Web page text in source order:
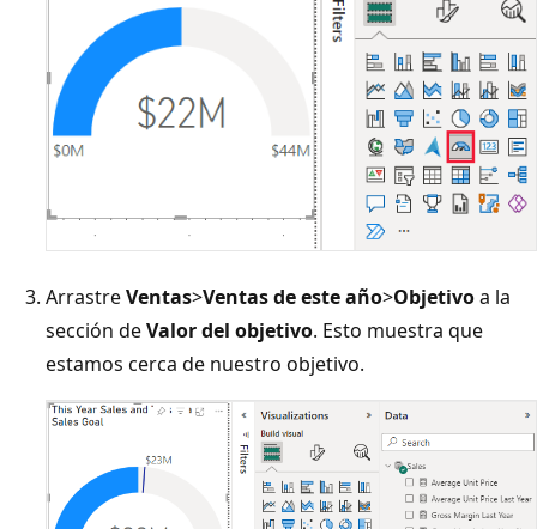
ArrastreVentas>Ventas de este año>Objetivoa la
sección deValor del objetivo. Esto muestra que
estamos cerca de nuestro objetivo.